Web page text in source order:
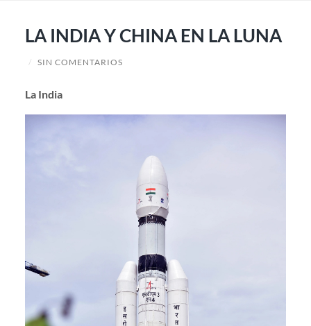
LA INDIA Y CHINA EN LA LUNA
/ SIN COMENTARIOS
La India